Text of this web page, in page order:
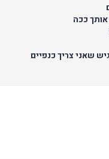
ככה
שאני צריך כנפיים